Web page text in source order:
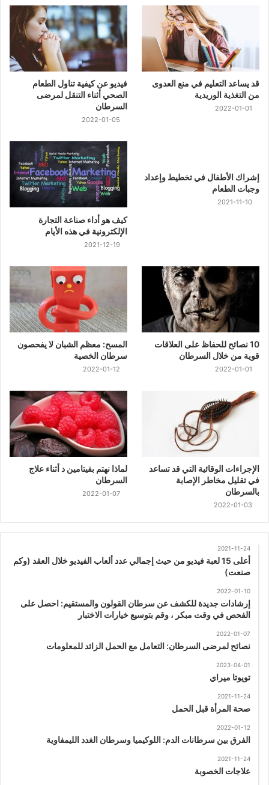
قد يساعد التعليم في منع العدوى
من التغذية الوريدية
2022-01-01
فيديو عن كيفية تناول الطعام
الصحي أثناء التنقل لمرضى
السرطان
2022-01-05
إشراك الأطفال في تخطيط وإعداد
وجبات الطعام
2021-11-10
كيف هو أداء صناعة التجارة
الإلكترونية في هذه الأيام
2021-12-19
10 نصائح للحفاظ على العلاقات
قوية من خلال السرطان
2022-01-01
المسح: معظم الشبان لا يفحصون
سرطان الخصية
2022-01-12
الإجراءات الوقائية التي قد تساعد
في تقليل مخاطر الإصابة
بالسرطان
2022-01-03
لماذا نهتم بفيتامين د أثناء علاج
السرطان
2022-01-07
2021-11-24
أعلى 15 لعبة فيديو من حيث إجمالي عدد ألعاب الفيديو خلال العقد (وكم
صنعت)
2022-01-10
إرشادات جديدة للكشف عن سرطان القولون والمستقيم: احصل على
الفحص في وقت مبكر ، وقم بتوسيع خيارات الاختبار
2022-01-07
نصائح لمرضى السرطان: التعامل مع الحمل الزائد للمعلومات
2023-04-01
تويوتا ميراي
2021-11-24
صحة المرأة قبل الحمل
2022-01-12
الفرق بين سرطانات الدم: اللوكيميا وسرطان الغدد الليمفاوية
2021-11-24
علاجات الخصوبة